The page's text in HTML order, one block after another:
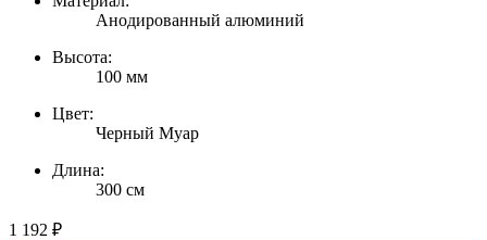
Анодированный алюминий
Высота:
100 мм
Цвет:
Черный Муар
Длина:
300 см
1 192 ₽